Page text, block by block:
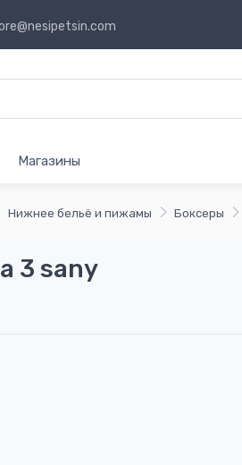
Магазины
Нижнее бельё и пижамы Боксеры
3 sany